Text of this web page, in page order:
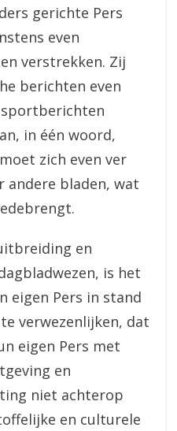
gerichte Pers
even
verstrekken. Zij
berichten even
sportberichten
in één woord,
zich even ver
andere bladen, wat
en
is het
eigen Pers in stand
verwezenlijken, dat
eigen Pers met
en
niet achterop
en culturele